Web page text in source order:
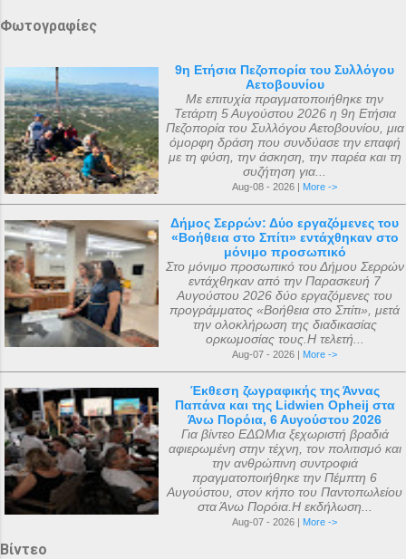
Φωτογραφίες
9η Ετήσια Πεζοπορία του Συλλόγου
Αετοβουνίου
Με επιτυχία πραγματοποιήθηκε την
Τετάρτη 5 Αυγούστου 2026 η 9η Ετήσια
Πεζοπορία του Συλλόγου Αετοβουνίου, μια
όμορφη δράση που συνδύασε την επαφή
με τη φύση, την άσκηση, την παρέα και τη
συζήτηση για...
Aug-08 - 2026 | More ->
Δήμος Σερρών: Δύο εργαζόμενες του
«Βοήθεια στο Σπίτι» εντάχθηκαν στο
μόνιμο προσωπικό
Στο μόνιμο προσωπικό του Δήμου Σερρών
εντάχθηκαν από την Παρασκευή 7
Αυγούστου 2026 δύο εργαζόμενες του
προγράμματος «Βοήθεια στο Σπίτι», μετά
την ολοκλήρωση της διαδικασίας
ορκωμοσίας τους.Η τελετή...
Aug-07 - 2026 | More ->
Έκθεση ζωγραφικής της Άννας
Παπάνα και της Lidwien Opheij στα
Άνω Πορόια, 6 Αυγούστου 2026
Για βίντεο ΕΔΩΜια ξεχωριστή βραδιά
αφιερωμένη στην τέχνη, τον πολιτισμό και
την ανθρώπινη συντροφιά
πραγματοποιήθηκε την Πέμπτη 6
Αυγούστου, στον κήπο του Παντοπωλείου
στα Άνω Πορόια.Η εκδήλωση...
Aug-07 - 2026 | More ->
Βίντεο